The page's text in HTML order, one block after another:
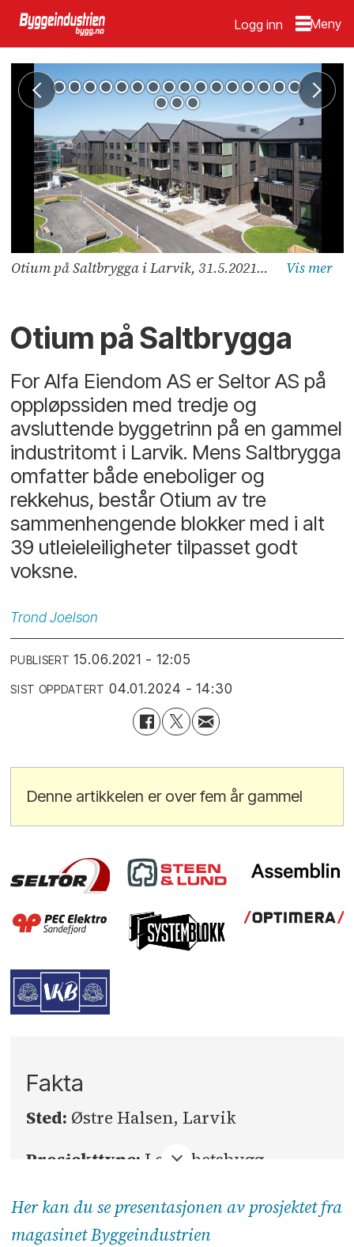
Logg inn
Otium på Saltbrygga i Larvik, 31.5.2021.Foto: Trond Joelson, Byggeindustrien
Otium på Saltbrygga
For Alfa Eiendom AS er Seltor AS på
oppløpssiden med tredje og
avsluttende byggetrinn på en gammel
industritomt i Larvik. Mens Saltbrygga
omfatter både eneboliger og
rekkehus, består Otium av tre
sammenhengende blokker med i alt
39 utleieleiligheter tilpasset godt
voksne.
Trond Joelson
PUBLISERT 15.06.2021 - 12:05
SIST OPPDATERT 04.01.2024 - 14:30
Denne artikkelen er over fem år gammel
Fakta
Sted: Østre Halsen, Larvik
Prosjekttype: Leilighetsbygg
BTA:cirka 4.000 kvadratmeter og
4.000 kvadratmeter parkering
Her kan du se presentasjonen av prosjektet fra
magasinet Byggeindustrien